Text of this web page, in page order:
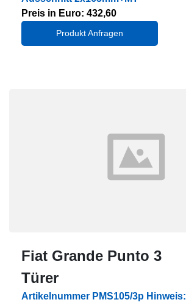
Preis in Euro: 432,60
Produkt Anfragen
Fiat Grande Punto 3
Türer
Artikelnummer PMS105/3p Hinweis: